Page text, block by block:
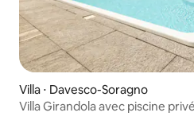
Villa ⋅ Davesco-Soragno
Villa Girandola avec piscine